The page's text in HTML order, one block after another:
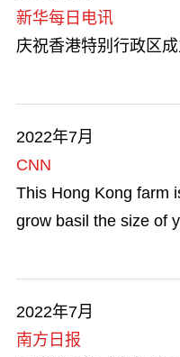
新华每日电讯
庆祝香港特别行政区
2022年7月
CNN
This Hong Kong farm
grow basil the size of
2022年7月
南方日报